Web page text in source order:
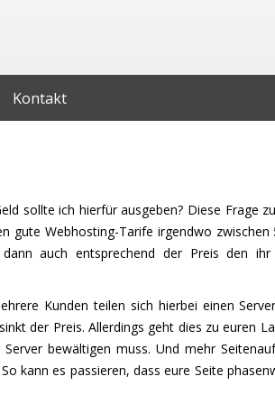
Kontakt
sollte ich hierfür ausgeben? Diese Frage
gute Webhosting-Tarife irgendwo zwischen
auch entsprechend der Preis den
Kunden teilen sich hierbei einen
der Preis. Allerdings geht dies zu euren
bewältigen muss. Und mehr
kann es passieren, dass eure Seite